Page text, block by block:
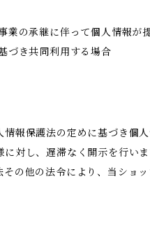
業の承継に伴って個人情報が
づき共同利用する場合
報保護法の定めに基づき個
対し、遅滞なく開示を行い
の他の法令により、当ショ